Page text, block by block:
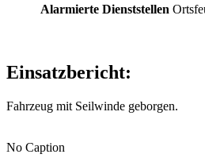
Alarmierte Dienststellen
Einsatzbericht:
Fahrzeug mit Seilwinde geborgen.
No Caption